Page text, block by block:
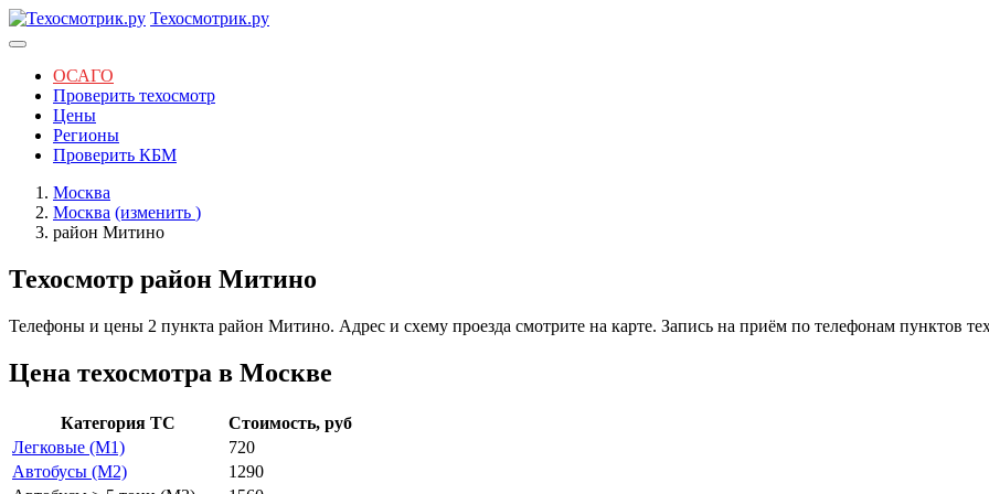
Техосмотрик.ру
ОСАГО
Проверить техосмотр
Цены
Регионы
Проверить КБМ
Москва
Москва (изменить )
район Митино
Техосмотр район Митино
Телефоны и цены 2 пункта район Митино. Адрес и схему проезда смотрите на карте. Запись на приём по телефонам пунктов
Цена техосмотра в Москве
Категория ТС
Стоимость, руб
Легковые (M1)
720
Автобусы (M2)
1290